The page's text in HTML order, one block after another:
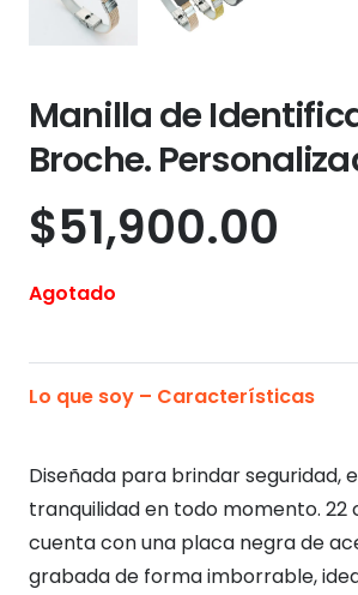
Manilla de
Broche.
$51,900.00
Agotado
Lo que soy – Características
Diseñada para brindar seguridad,
tranquilidad en todo momento. 22
cuenta con una placa negra de
grabada de forma imborrable,